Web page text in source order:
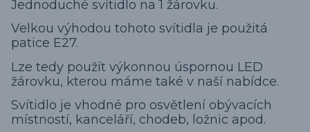
Jednoduché svítidlo na 1 žárovku.
Velkou výhodou tohoto svítidla je použitá
patice E27.
Lze tedy použít výkonnou úspornou LED
žárovku, kterou máme také v naší nabídce.
Svítidlo je vhodné pro osvětlení obývacích
místností, kanceláří, chodeb, ložnic apod.